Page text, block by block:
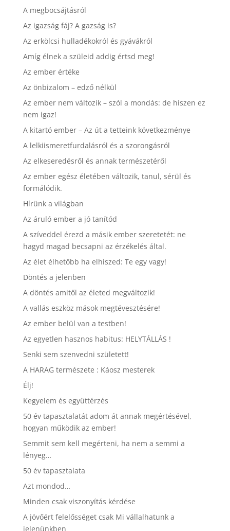
A megbocsájtásról
Az igazság fáj? A gazság is?
Az erkölcsi hulladékokról és gyávákról
Amíg élnek a szüleid addig értsd meg!
Az ember értéke
Az önbizalom – edző nélkül
Az ember nem változik – szól a mondás: de hiszen ez
nem igaz!
A kitartó ember – Az út a tetteink következménye
A lelkiismeretfurdalásról és a szorongásról
Az elkeseredésről és annak természetéről
Az ember egész életében változik, tanul, sérül és
formálódik.
Hírünk a világban
Az áruló ember a jó tanítód
A szíveddel érezd a másik ember szeretetét: ne
hagyd magad becsapni az érzékelés által.
Az élet élhetőbb ha elhiszed: Te egy vagy!
Döntés a jelenben
A döntés amitől az életed megváltozik!
A vallás eszköz mások megtévesztésére!
Az ember belül van a testben!
Az egyetlen hasznos habitus: HELYTÁLLÁS !
Senki sem szenvedni született!
A HARAG természete : Káosz mesterek
Élj!
Kegyelem és együttérzés
50 év tapasztalatát adom át annak megértésével,
hogyan működik az ember!
Semmit sem kell megérteni, ha nem a semmi a
lényeg…
50 év tapasztalata
Azt mondod…
Minden csak viszonyítás kérdése
A jövőért felelősséget csak Mi vállalhatunk a
jelenünkben